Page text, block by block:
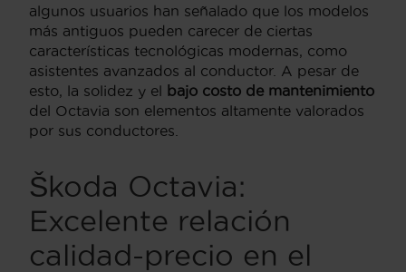
algunos usuarios han señalado que los modelos
más antiguos pueden carecer de ciertas
características tecnológicas modernas, como
asistentes avanzados al conductor. A pesar de
esto, la solidez y el bajo costo de mantenimiento
del Octavia son elementos altamente valorados
por sus conductores.
Škoda Octavia:
Excelente relación
calidad-precio en el